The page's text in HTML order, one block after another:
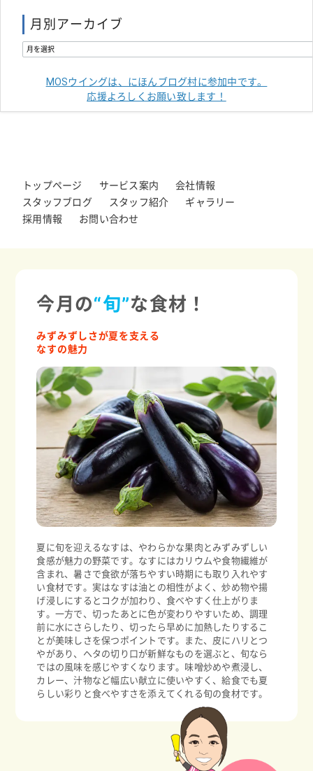
月別アーカイブ
MOSウイングは、にほんブログ村に参加中です。
応援よろしくお願い致します！
トップページ サービス案内
会社情報
スタッフブログ
スタッフ紹介
ギャラリー
採用情報
お問い合わせ
今月の“旬”な食材！
みずみずしさが夏を支える
なすの魅力
夏に旬を迎えるなすは、やわらかな果肉とみずみずしい
食感が魅力の野菜です。なすにはカリウムや食物繊維が
含まれ、暑さで食欲が落ちやすい時期にも取り入れやす
い食材です。実はなすは油との相性がよく、炒め物や揚
げ浸しにするとコクが加わり、食べやすく仕上がりま
す。一方で、切ったあとに色が変わりやすいため、調理
前に水にさらしたり、切ったら早めに加熱したりするこ
とが美味しさを保つポイントです。また、皮にハリとつ
やがあり、ヘタの切り口が新鮮なものを選ぶと、旬なら
ではの風味を感じやすくなります。味噌炒めや煮浸し、
カレー、汁物など幅広い献立に使いやすく、給食でも夏
らしい彩りと食べやすさを添えてくれる旬の食材です。